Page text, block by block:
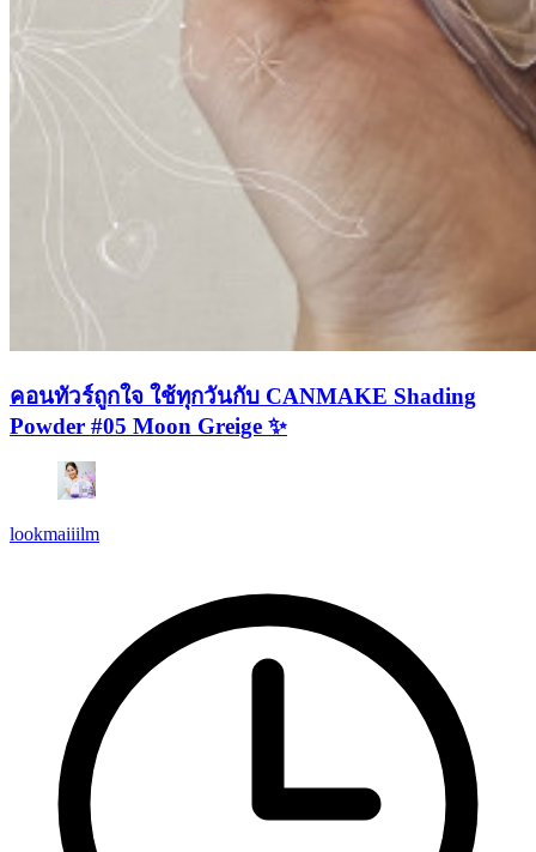
คอนทัวร์ถูกใจ ใช้ทุกวันกับ CANMAKE Shading
Powder #05 Moon Greige ✨
lookmaiiilm